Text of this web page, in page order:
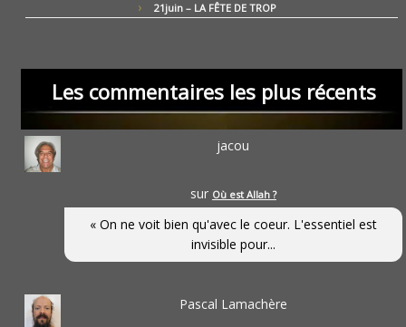
21juin – LA FÊTE DE TROP
Les commentaires les plus récents
jacou
sur Où est Allah ?
« On ne voit bien qu'avec le coeur. L'essentiel est
invisible pour...
Pascal Lamachère